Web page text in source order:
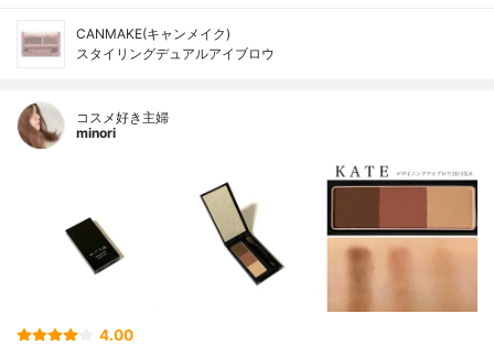
CANMAKE(キャンメイク)
スタイリングデュアルアイブロウ
コスメ好き主婦
minori
4.00